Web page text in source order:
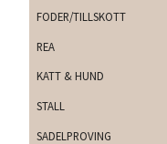
FODER/TILLSKOTT
REA
KATT & HUND
STALL
SADELPROVING